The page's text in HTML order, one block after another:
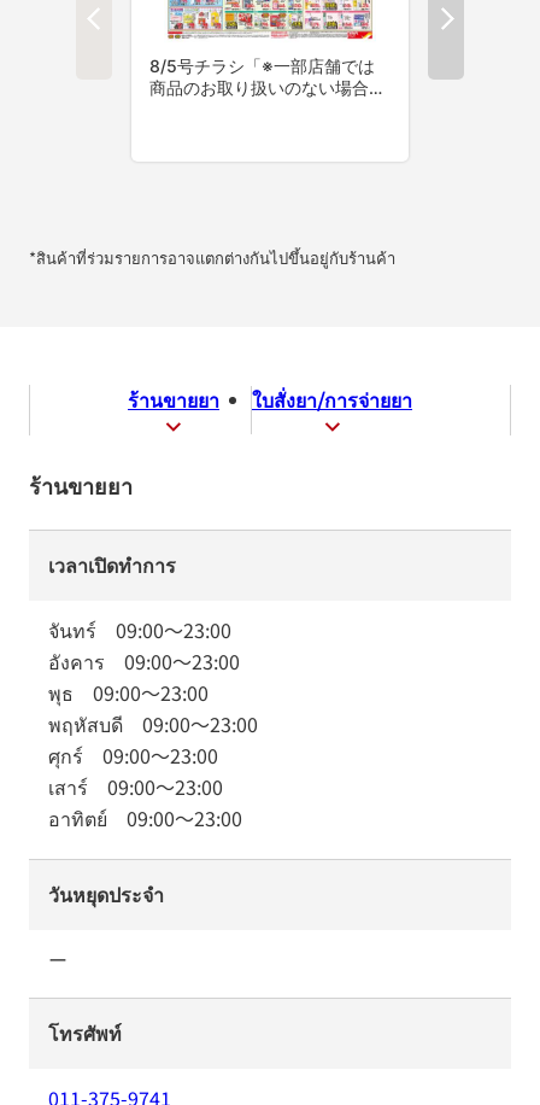
*สินค้าที่ร่วมรายการอาจแตกต่างกันไปขึ้นอยู่กับร้านค้า
ร้านขายยา ใบสั่งยา/การจ่ายยา
ร้านขายยา
เวลาเปิดทำการ
จันทร์ 09:00～23:00
อังคาร 09:00～23:00
พุธ 09:00～23:00
พฤหัสบดี 09:00～23:00
ศุกร์ 09:00～23:00
เสาร์ 09:00～23:00
อาทิตย์ 09:00～23:00
วันหยุดประจำ
ー
โทรศัพท์
011-375-9741